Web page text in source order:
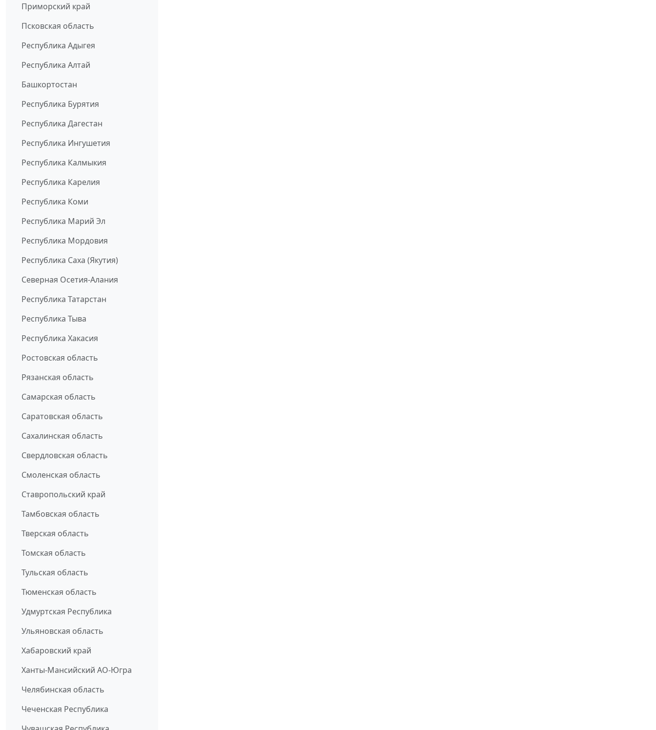
Приморский край
Псковская область
Республика Адыгея
Республика Алтай
Башкортостан
Республика Бурятия
Республика Дагестан
Республика Ингушетия
Республика Калмыкия
Республика Карелия
Республика Коми
Республика Марий Эл
Республика Мордовия
Республика Саха (Якутия)
Северная Осетия-Алания
Республика Татарстан
Республика Тыва
Республика Хакасия
Ростовская область
Рязанская область
Самарская область
Саратовская область
Сахалинская область
Свердловская область
Смоленская область
Ставропольский край
Тамбовская область
Тверская область
Томская область
Тульская область
Тюменская область
Удмуртская Республика
Ульяновская область
Хабаровский край
Ханты-Мансийский АО-Югра
Челябинская область
Чеченская Республика